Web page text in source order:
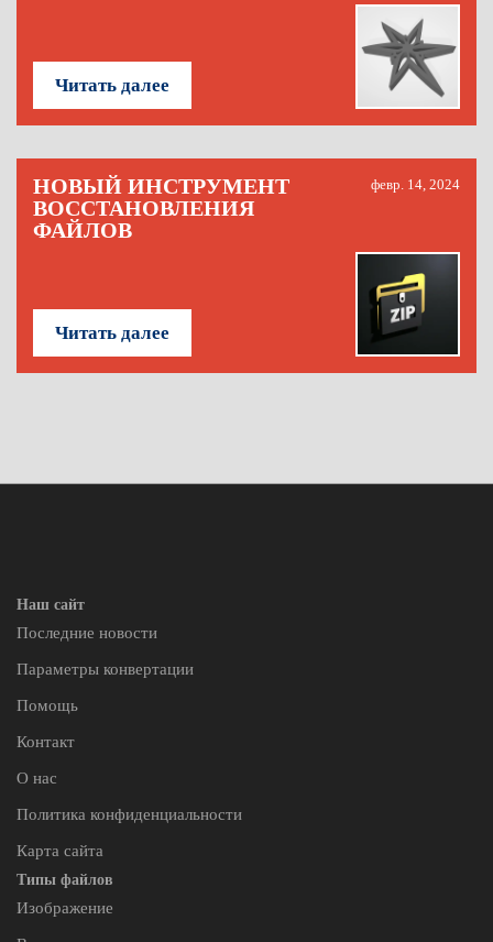
Читать далее
НОВЫЙ ИНСТРУМЕНТ
ВОССТАНОВЛЕНИЯ
ФАЙЛОВ
февр. 14, 2024
Читать далее
Наш сайт
Последние новости
Параметры конвертации
Помощь
Контакт
О нас
Политика конфиденциальности
Карта сайта
Типы файлов
Изображение